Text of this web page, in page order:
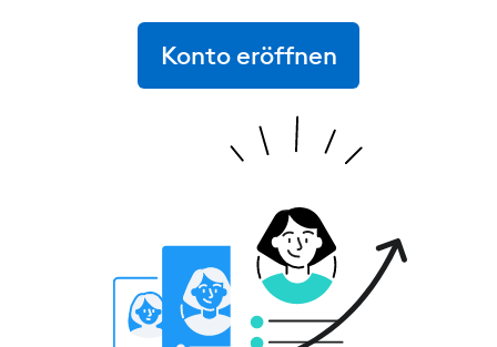
Konto eröffnen